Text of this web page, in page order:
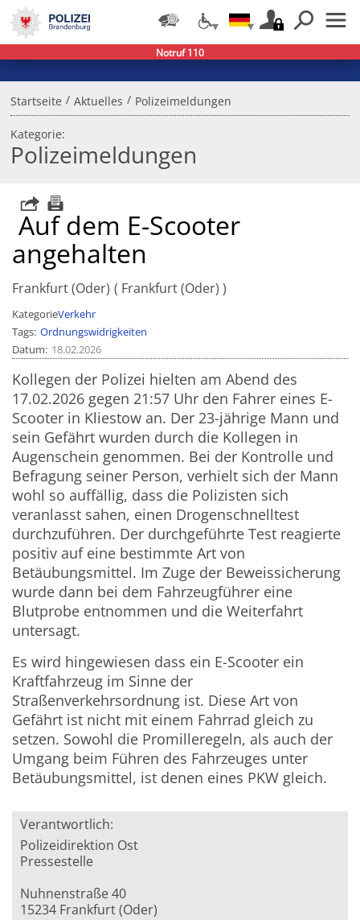
Startseite / Aktuelles / Polizeimeldungen
Kategorie:
Polizeimeldungen
Auf dem E-Scooter
angehalten
Frankfurt (Oder) Frankfurt (Oder)
KategorieVerkehr
Tags Ordnungswidrigkeiten
Datum 18.02.2026
Kollegen der Polizei hielten am Abend des
17.02.2026 gegen 21:57 Uhr den Fahrer eines E-
Scooter in Kliestow an. Der 23-jährige Mann und
sein Gefährt wurden durch die Kollegen in
Augenschein genommen. Bei der Kontrolle und
Befragung seiner Person, verhielt sich der Mann
wohl so auffällig, dass die Polizisten sich
veranlasst sahen, einen Drogenschnelltest
durchzuführen. Der durchgeführte Test reagierte
positiv auf eine bestimmte Art von
Betäubungsmittel. Im Zuge der Beweissicherung
wurde dann bei dem Fahrzeugführer eine
Blutprobe entnommen und die Weiterfahrt
untersagt.
Es wird hingewiesen dass ein E-Scooter ein
Kraftfahrzeug im Sinne der
Straßenverkehrsordnung ist. Diese Art von
Gefährt ist nicht mit einem Fahrrad gleich zu
setzen. Sowohl die Promilleregeln, als auch der
Umgang beim Führen des Fahrzeuges unter
Betäubungsmittel, ist denen eines PKW gleich.
Verantwortlich:
Polizeidirektion Ost
Pressestelle
Nuhnenstraße 40
15234 Frankfurt (Oder)
Notruf 110